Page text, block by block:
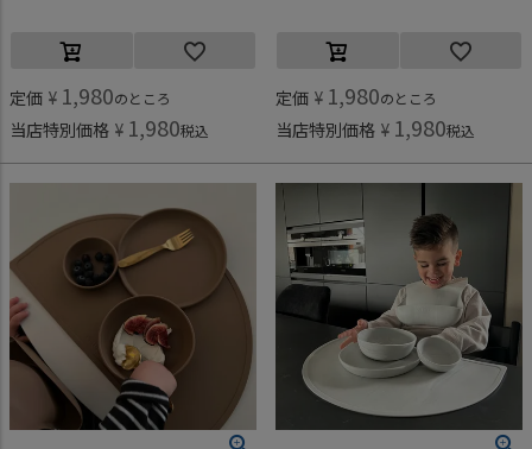
定価 ¥ 1,980のところ
当店特別価格 ¥ 1,980税込
定価 ¥ 1,980のところ
当店特別価格 ¥ 1,980税込